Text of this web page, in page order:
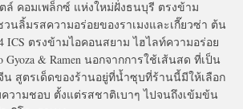
ล์ คอมเพล็กซ์ แห่งใหม่ฝั่งธนบุรี ตรงข้าม
นลิ้มรสความอร่อยของราเมงและเกี๊ยวซ่า ต้น
ตรงข้ามไอคอนสยาม ไฮไลท์ความอร่อย
Gyoza & Ramen นอกจากการใช้เส้นสด ที่เป็น
น สูตรเด็ดของร้านอยู่ที่น้ำซุบที่ร้านนี้มีให้เลือก
วามชอบ ตั้งแต่รสชาติเบาๆ ไปจนถึงเข้มข้น